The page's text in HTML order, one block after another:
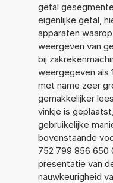
getal
eigenlijke getal,
apparaten
weergeven van
bij
weergegeven als
met name zeer
gemakkelijker
vinkje is
gebruikelijke
bovenstaande
752 799 856 650
presentatie van
nauwkeurigheid